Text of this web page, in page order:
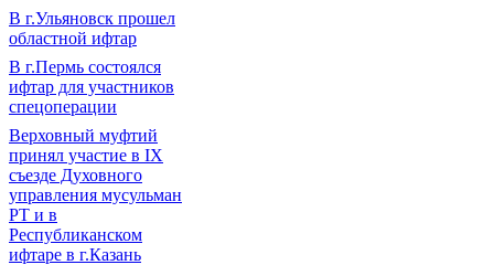
В г.Ульяновск прошел
областной ифтар
В г.Пермь состоялся
ифтар для участников
спецоперации
Верховный муфтий
принял участие в IХ
съезде Духовного
управления мусульман
РТ и в
Республиканском
ифтаре в г.Казань